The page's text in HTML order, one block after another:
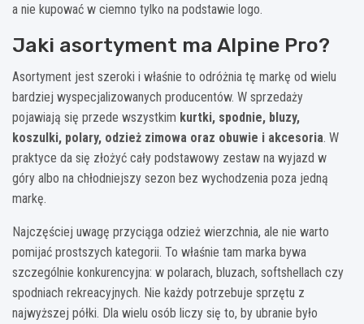
a nie kupować w ciemno tylko na podstawie logo.
Jaki asortyment ma Alpine Pro?
Asortyment jest szeroki i właśnie to odróżnia tę markę od wielu
bardziej wyspecjalizowanych producentów. W sprzedaży
pojawiają się przede wszystkim kurtki, spodnie, bluzy,
koszulki, polary, odzież zimowa oraz obuwie i akcesoria. W
praktyce da się złożyć cały podstawowy zestaw na wyjazd w
góry albo na chłodniejszy sezon bez wychodzenia poza jedną
markę.
Najczęściej uwagę przyciąga odzież wierzchnia, ale nie warto
pomijać prostszych kategorii. To właśnie tam marka bywa
szczególnie konkurencyjna: w polarach, bluzach, softshellach czy
spodniach rekreacyjnych. Nie każdy potrzebuje sprzętu z
najwyższej półki. Dla wielu osób liczy się to, by ubranie było